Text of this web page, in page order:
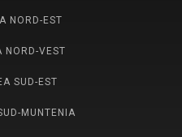
NORD-EST
NORD-VEST
SUD-EST
MUNTENIA